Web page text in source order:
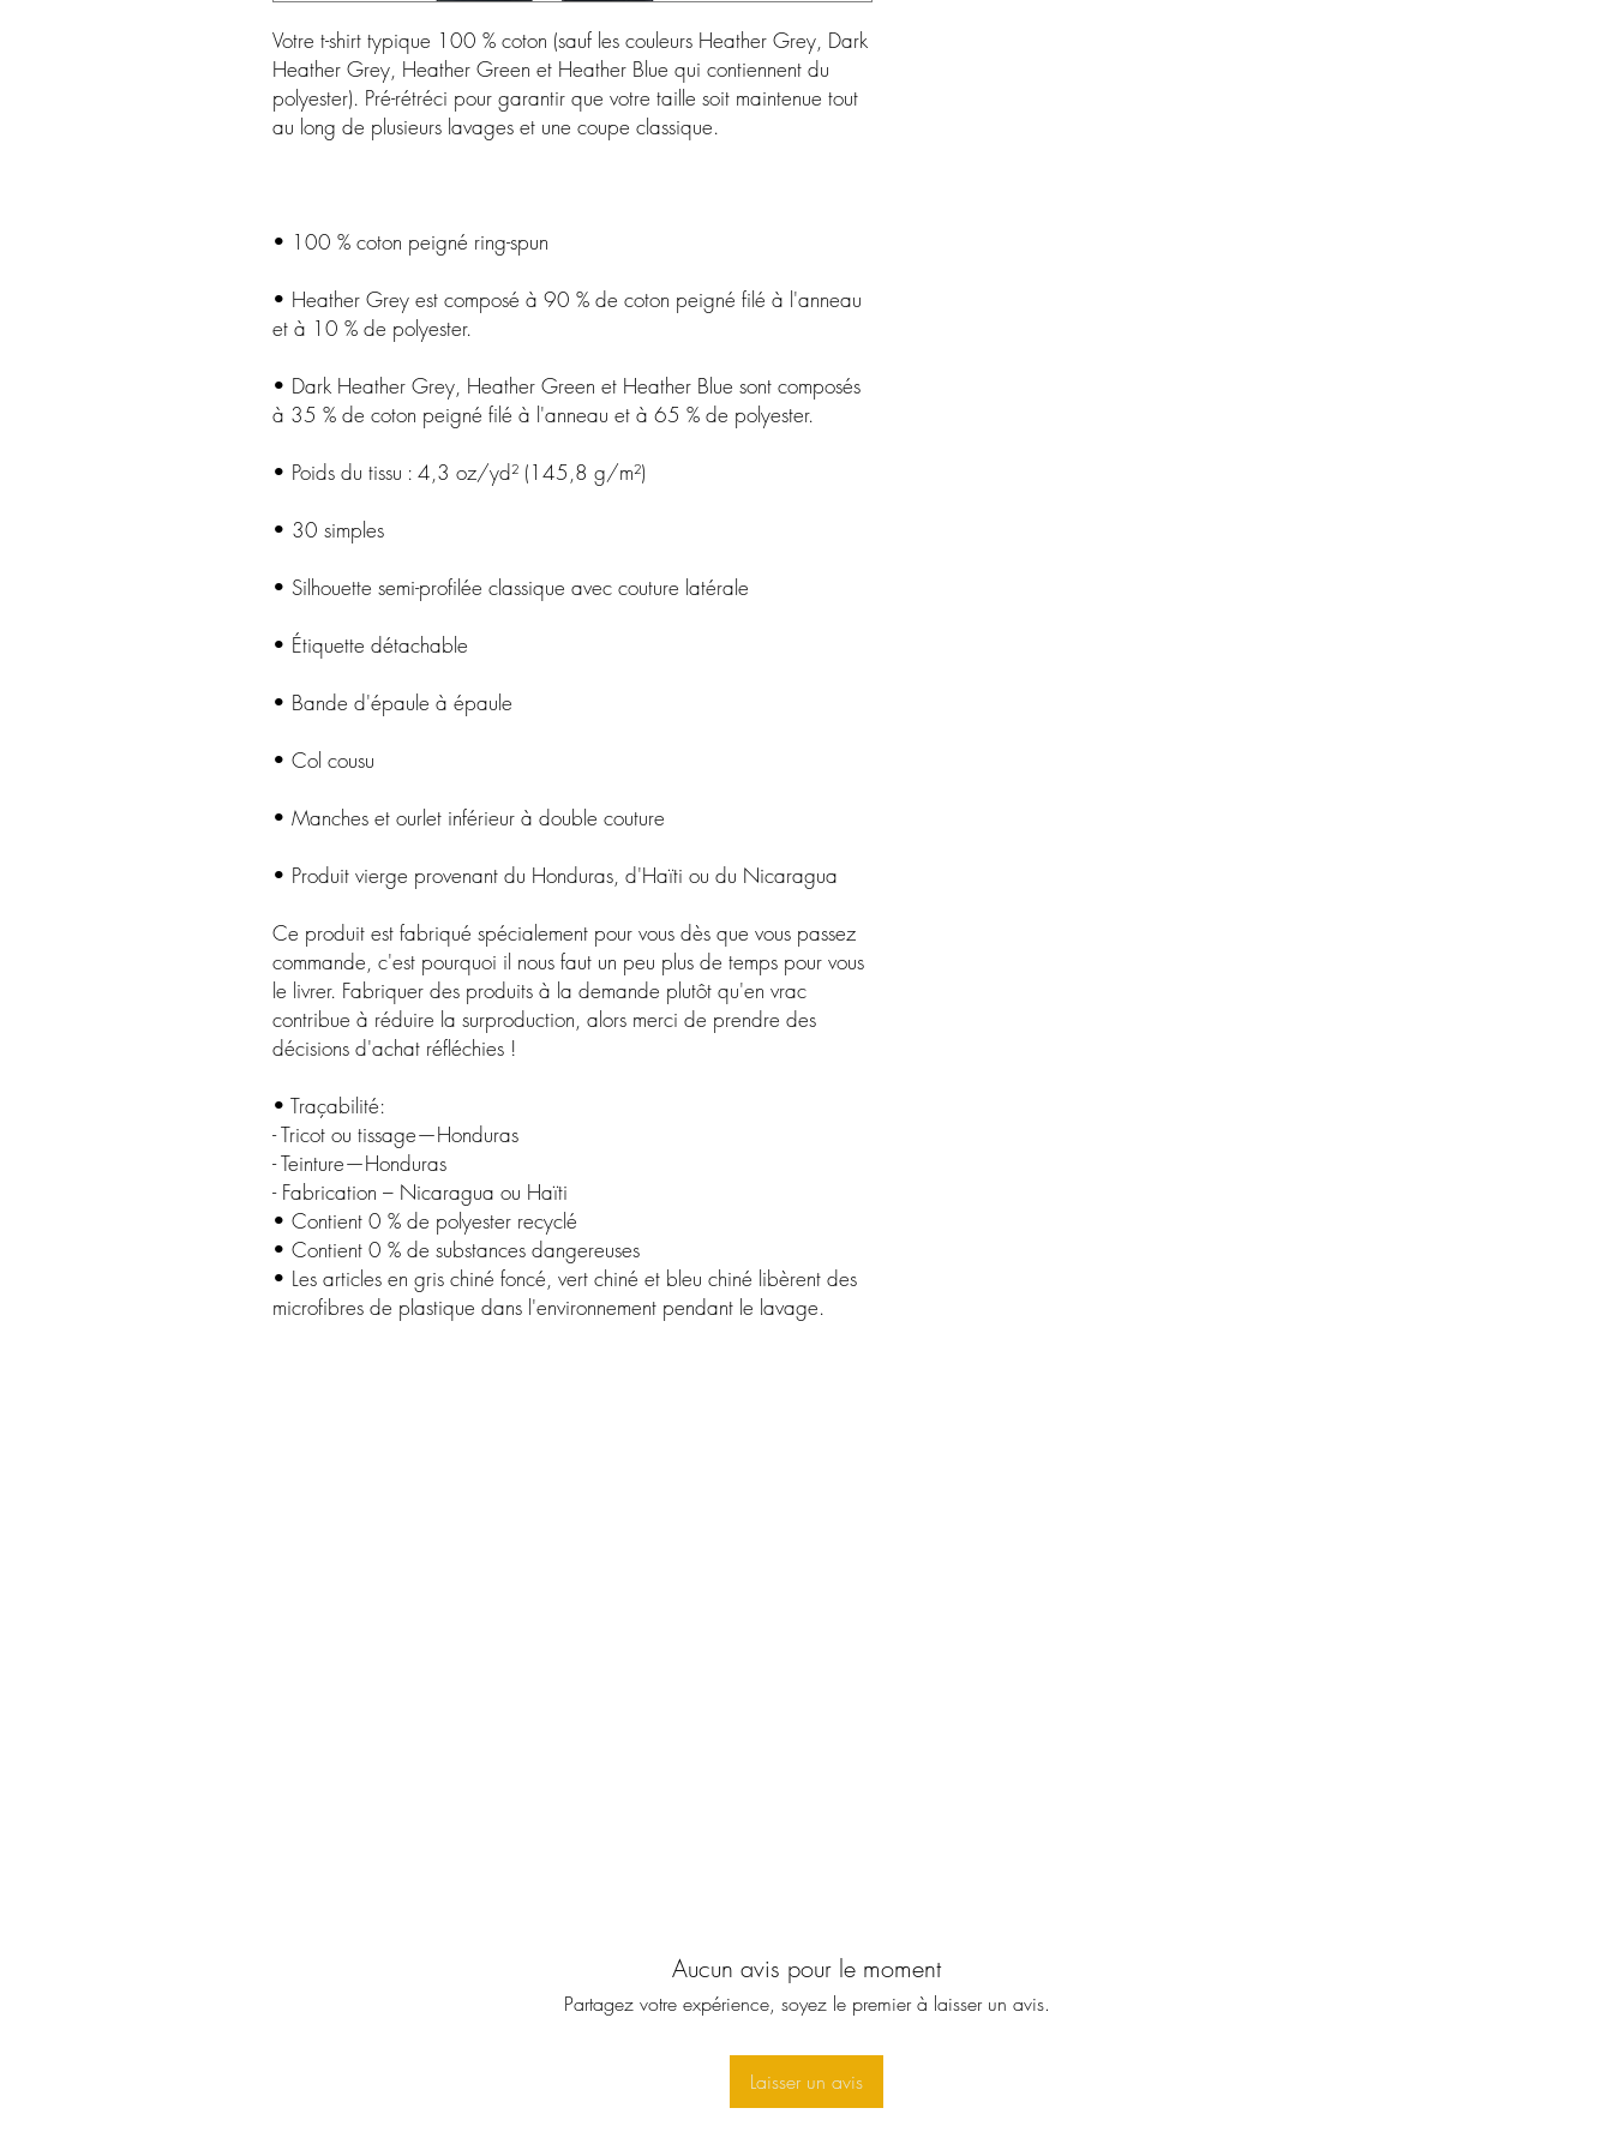
Votre t-shirt typique 100 % coton (sauf les couleurs Heather Grey, Dark
Heather Grey, Heather Green et Heather Blue qui contiennent du
polyester). Pré-rétréci pour garantir que votre taille soit maintenue tout
• Heather Grey est composé à 90 % de coton peigné filé à l'anneau
• Dark Heather Grey, Heather Green et Heather Blue sont composés
• Produit vierge provenant du Honduras, d'Haïti ou du Nicaragua
Ce produit est fabriqué spécialement pour vous dès que vous passez
commande, c'est pourquoi il nous faut un peu plus de temps pour vous
le livrer. Fabriquer des produits à la demande plutôt qu'en vrac
contribue à réduire la surproduction, alors merci de prendre des
décisions d'achat réfléchies !
• Traçabilité:
- Tricot ou tissage—Honduras
- Teinture—Honduras
- Fabrication – Nicaragua ou Haïti
• Contient 0 % de polyester recyclé
• Contient 0 % de substances dangereuses
• Les articles en gris chiné foncé, vert chiné et bleu chiné libèrent des
microfibres de plastique dans l'environnement pendant le lavage.
Aucun avis pour le moment
Partagez votre expérience, soyez le premier à laisser un avis.
Laisser un avis